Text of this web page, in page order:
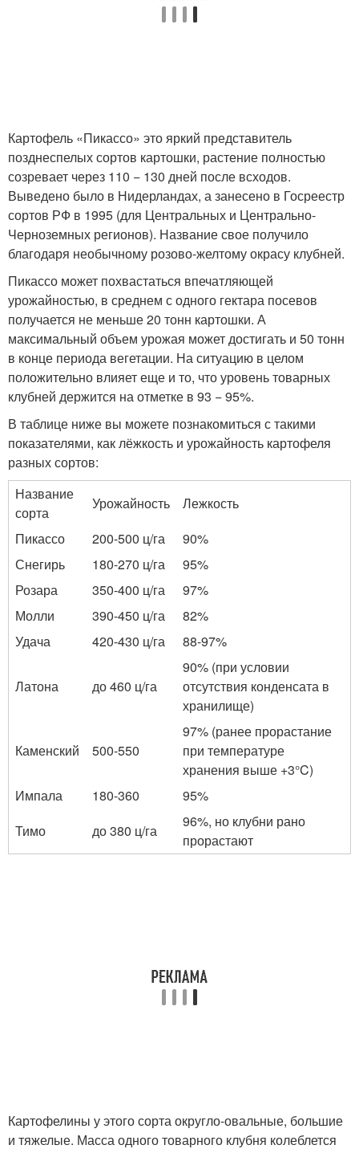
Картофель «Пикассо» это яркий представитель
позднеспелых сортов картошки, растение полностью
созревает через 110 − 130 дней после всходов.
Выведено было в Нидерландах, а занесено в Госреестр
сортов РФ в 1995 (для Центральных и Центрально-
Черноземных регионов). Название свое получило
благодаря необычному розово-желтому окрасу клубней.
Пикассо может похвастаться впечатляющей
урожайностью, в среднем с одного гектара посевов
получается не меньше 20 тонн картошки. А
максимальный объем урожая может достигать и 50 тонн
в конце периода вегетации. На ситуацию в целом
положительно влияет еще и то, что уровень товарных
клубней держится на отметке в 93 − 95%.
В таблице ниже вы можете познакомиться с такими
показателями, как лёжкость и урожайность картофеля
разных сортов:
Название
сорта
Урожайность
Лежкость
Пикассо
200-500 ц/га
90%
Снегирь
180-270 ц/га
95%
Розара
350-400 ц/га
97%
Молли
390-450 ц/га
82%
Удача
420-430 ц/га 88-97%
Латона до 460 ц/га
90% (при условии
отсутствия конденсата в
хранилище)
Каменский 500-550
97% (ранее прорастание
при температуре
хранения выше +3°C)
Импала
180-360
95%
Тимо
до 380 ц/га
96%, но клубни рано
прорастают
Картофелины у этого сорта округло-овальные, большие
и тяжелые. Масса одного товарного клубня колеблется